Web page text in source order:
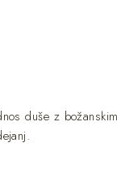
duše z